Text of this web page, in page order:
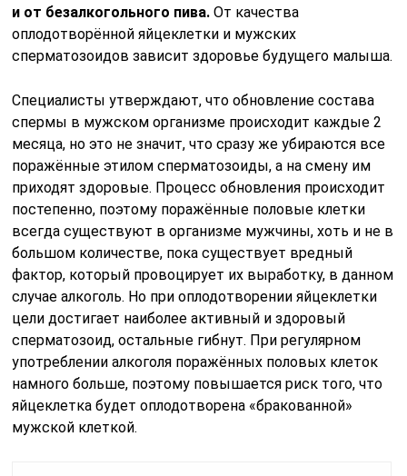
и от безалкогольного пива. От качества
оплодотворённой яйцеклетки и мужских
сперматозоидов зависит здоровье будущего малыша.
Специалисты утверждают, что обновление состава
спермы в мужском организме происходит каждые 2
месяца, но это не значит, что сразу же убираются все
поражённые этилом сперматозоиды, а на смену им
приходят здоровые. Процесс обновления происходит
постепенно, поэтому поражённые половые клетки
всегда существуют в организме мужчины, хоть и не в
большом количестве, пока существует вредный
фактор, который провоцирует их выработку, в данном
случае алкоголь. Но при оплодотворении яйцеклетки
цели достигает наиболее активный и здоровый
сперматозоид, остальные гибнут. При регулярном
употреблении алкоголя поражённых половых клеток
намного больше, поэтому повышается риск того, что
яйцеклетка будет оплодотворена «бракованной»
мужской клеткой.